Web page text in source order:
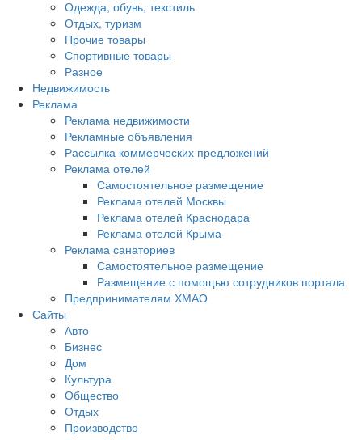
Одежда, обувь, текстиль
Отдых, туризм
Прочие товары
Спортивные товары
Разное
Недвижимость
Реклама
Реклама недвижимости
Рекламные объявления
Рассылка коммерческих предложений
Реклама отелей
Самостоятельное размещение
Реклама отелей Москвы
Реклама отелей Краснодара
Реклама отелей Крыма
Реклама санаториев
Самостоятельное размещение
Размещение с помощью сотрудников портала
Предпринимателям ХМАО
Сайты
Авто
Бизнес
Дом
Культура
Общество
Отдых
Производство